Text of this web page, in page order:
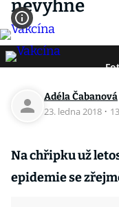
nevyhne
Adéla Čabanová
23. ledna 2018 ·
Na chřipku už
epidemie se